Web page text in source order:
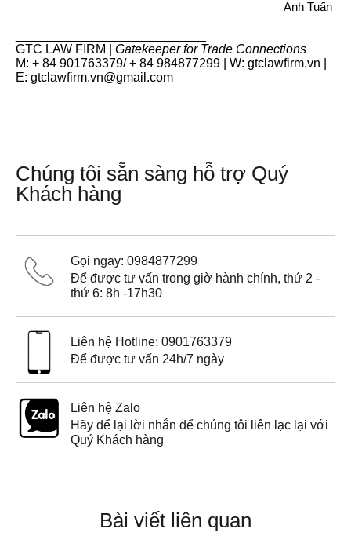
Anh Tuấn
GTC LAW FIRM | Gatekeeper for Trade Connections
M: + 84 901763379/ + 84 984877299 | W: gtclawfirm.vn |
E: gtclawfirm.vn@gmail.com
Chúng tôi sẵn sàng hỗ trợ Quý
Khách hàng
Gọi ngay: 0984877299
Để được tư vấn trong giờ hành chính, thứ 2 -
thứ 6: 8h -17h30
Liên hệ Hotline: 0901763379
Để được tư vấn 24h/7 ngày
Liên hệ Zalo
Hãy để lại lời nhắn để chúng tôi liên lạc lại với
Quý Khách hàng
Bài viết liên quan